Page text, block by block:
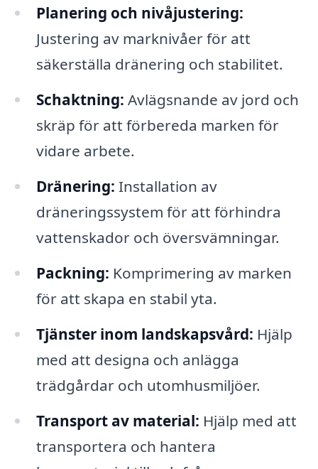
Planering och nivåjustering:
Justering av marknivåer för att
säkerställa dränering och stabilitet.
Schaktning: Avlägsnande av jord och
skräp för att förbereda marken för
vidare arbete.
Dränering: Installation av
dräneringssystem för att förhindra
vattenskador och översvämningar.
Packning: Komprimering av marken
för att skapa en stabil yta.
Tjänster inom landskapsvård: Hjälp
med att designa och anlägga
trädgårdar och utomhusmiljöer.
Transport av material: Hjälp med att
transportera och hantera